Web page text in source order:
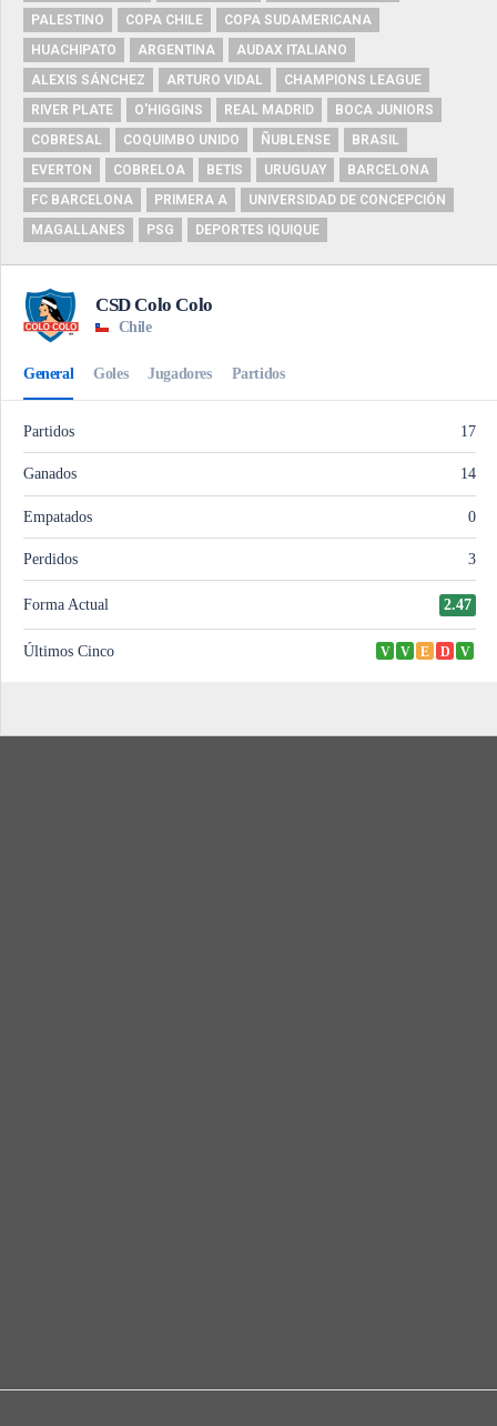
PALESTINO
COPA CHILE
COPA SUDAMERICANA
HUACHIPATO
ARGENTINA
AUDAX ITALIANO
ALEXIS SÁNCHEZ
ARTURO VIDAL
CHAMPIONS LEAGUE
RIVER PLATE
O'HIGGINS REAL MADRID
BOCA JUNIORS
COBRESAL
COQUIMBO UNIDO ÑUBLENSE
BRASIL
EVERTON
COBRELOA BETIS URUGUAY
BARCELONA
FC BARCELONA
PRIMERA A
UNIVERSIDAD DE CONCEPCIÓN
MAGALLANES
PSG DEPORTES IQUIQUE